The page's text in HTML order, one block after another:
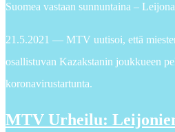
Suomea vastaan sunnuntaina –
21.5.2021 — MTV uutisoi, että
osallistuvan Kazakstanin joukkueen
koronavirustartunta.
MTV Urheilu: